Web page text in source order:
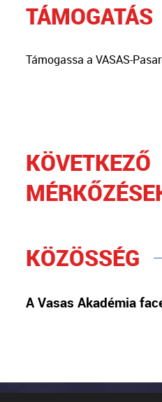
TÁMOGATÁS
Támogassa a VASAS-
KÖVETKEZŐ
KÖZÖSSÉG
A Vasas Akadémia